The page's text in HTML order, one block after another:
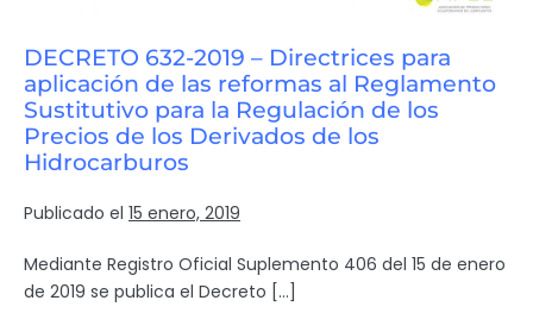
DECRETO 632-2019 – Directrices para
aplicación de las reformas al Reglamento
Sustitutivo para la Regulación de los
Precios de los Derivados de los
Hidrocarburos
Publicado el 15 enero, 2019
Mediante Registro Oficial Suplemento 406 del 15 de enero
de 2019 se publica el Decreto […]